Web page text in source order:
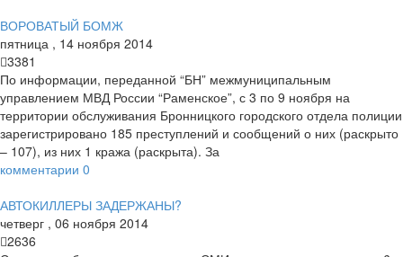
ВОРОВАТЫЙ БОМЖ
пятница , 14 ноября 2014
3381
По информации, переданной “БН” межмуниципальным
управлением МВД России “Раменское”, с 3 по 9 ноября на
территории обслуживания Бронницкого городского отдела полиции
зарегистрировано 185 преступлений и сообщений о них (раскрыто
– 107), из них 1 кража (раскрыта). За
комментарии 0
АВТОКИЛЛЕРЫ ЗАДЕРЖАНЫ?
четверг , 06 ноября 2014
2636